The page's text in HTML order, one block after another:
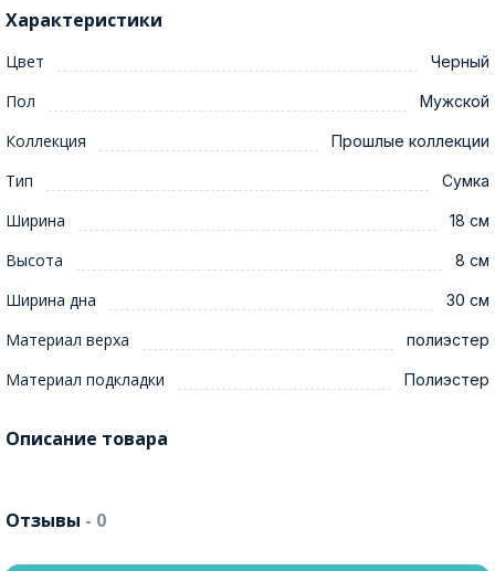
Характеристики
Цвет Черный
Пол Мужской
Коллекция Прошлые коллекции
Тип Сумка
Ширина 18 см
Высота 8 см
Ширина дна 30 см
Материал верха полиэстер
Материал подкладки Полиэстер
Описание товара
Отзывы - 0